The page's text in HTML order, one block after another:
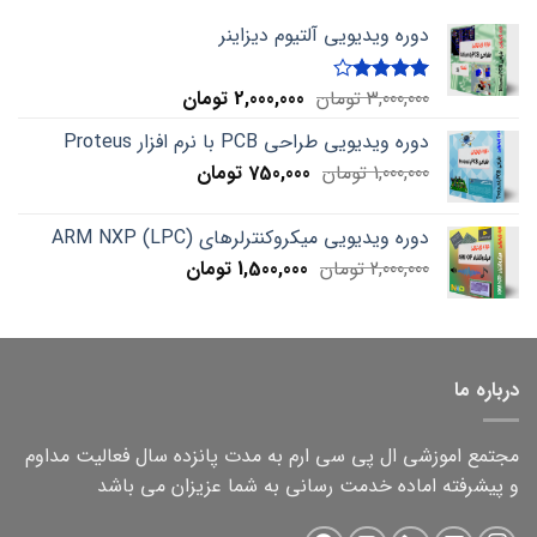
دوره ویدیویی آلتیوم دیزاینر
Rated
of 5
3,000,000 تومان Original
was:
3,000,000 تومان.
2,000,000 تومانCurrent
is:
دوره ویدیویی طراحی PCB با نرم افزار Proteus
1,000,000 تومان Original
was:
1,000,000 تومان.
750,000 تومانCurrent
is:
750,000 تومان. دوره ویدیویی میکروکنترلرهای ARM NXP (LPC)
2,000,000 تومان Original
2,000,000 تومان.
1,500,000 تومانCurrent
1,500,000 تومان.
درباره ما
مجتمع اموزشی ال پی سی ارم به مدت پانزده سال فعالیت مداوم
و پیشرفته اماده خدمت رسانی به شما عزیزان می باشد